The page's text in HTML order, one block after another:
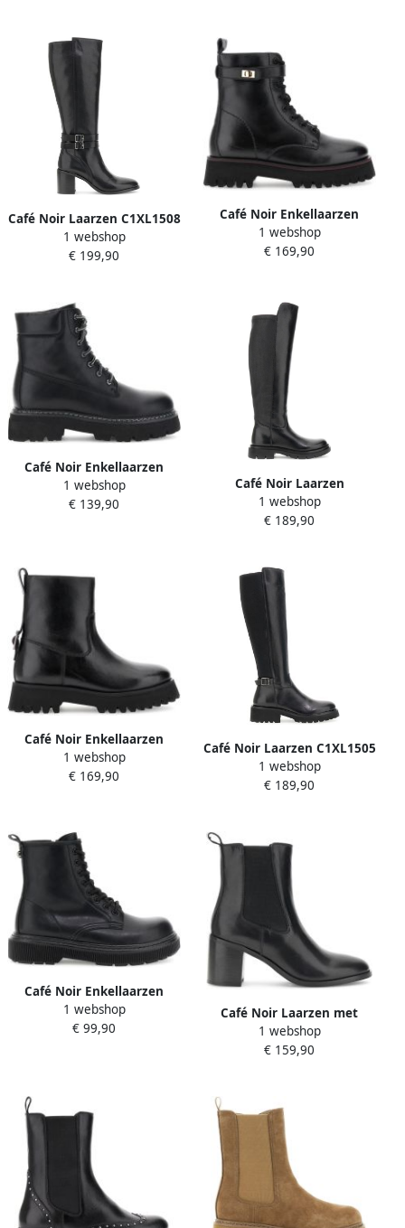
Café Noir Laarzen C1XL1508
1 webshop
€ 199,90
Café Noir Enkellaarzen
C1XR1711
1 webshop
€ 169,90
Café Noir Enkellaarzen
C1XH1303
1 webshop
€ 139,90
Café Noir Laarzen
C1XM1032
1 webshop
€ 189,90
Café Noir Enkellaarzen
C1XR1709
1 webshop
€ 169,90
Café Noir Laarzen C1XL1505
1 webshop
€ 189,90
Café Noir Enkellaarzen
C1FA9122
1 webshop
€ 99,90
Café Noir Laarzen met
hakken C1XL1506
1 webshop
€ 159,90